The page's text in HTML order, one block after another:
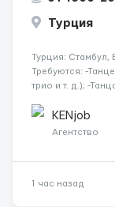
Турция
Турция: Стамбул,
Требуются: -
трио и т. д.); -
языках); -
KENjob
Агентство
1 час назад